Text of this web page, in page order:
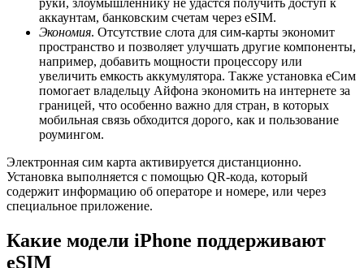
руки, злоумышленнику не удастся получить доступ к
аккаунтам, банковским счетам через eSIM.
Экономия. Отсутствие слота для сим-карты экономит
пространство и позволяет улучшать другие компоненты,
например, добавить мощности процессору или
увеличить емкость аккумулятора. Также установка еСим
помогает владельцу Айфона экономить на интернете за
границей, что особенно важно для стран, в которых
мобильная связь обходится дорого, как и пользование
роумингом.
Электронная сим карта активируется дистанционно.
Установка выполняется с помощью QR-кода, который
содержит информацию об операторе и номере, или через
специальное приложение.
Какие модели iPhone поддерживают
eSIM